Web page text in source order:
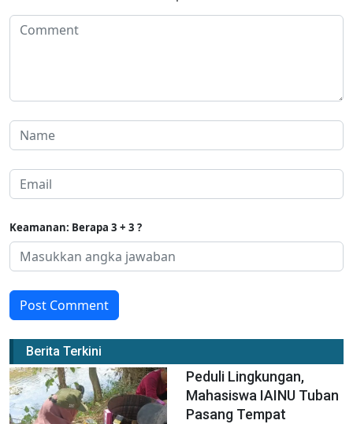
Keamanan: Berapa 3 + 3 ?
Post Comment
Berita Terkini
Peduli Lingkungan,
Mahasiswa IAINU Tuban
Pasang Tempat